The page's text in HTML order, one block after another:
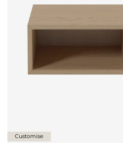
Customise